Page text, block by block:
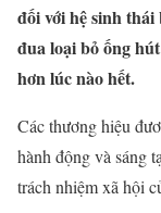
đối với hệ sinh
đua loại bỏ ống
hơn lúc nào hết.
Các thương hiệu
hành động và sáng
trách nhiệm xã hội